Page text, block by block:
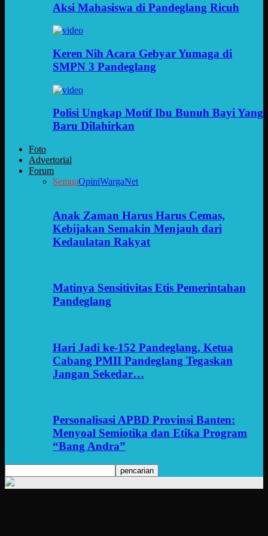
Aksi Mahasiswa di Pandeglang Ricuh
Keren Nih Acara Gebyar Yumaga di
SMPN 3 Pandeglang
Polisi Ungkap Motif Ibu Bunuh Bayi Yang
Baru Dilahirkan
Foto
Advertorial
Forum
SemuaOpiniWargaNet
Anak Zaman Harus Harus Cemas,
Kebijakan Semakin Menjauh dari
Kedaulatan Rakyat
Matinya Sensitivitas Etis Pemerintahan
Pandeglang
Hari Jadi ke-152 Pandeglang, Ketua
Cabang PMII Pandeglang Tegaskan
Jangan Sekedar…
Personalisasi APBD Provinsi Banten:
Menyoal Semiotika dan Etika Program
“Bang Andra”